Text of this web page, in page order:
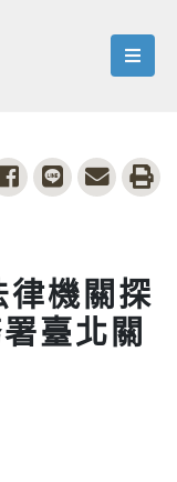
menu
share to facebook
share to line
share to
機關探
臺北關